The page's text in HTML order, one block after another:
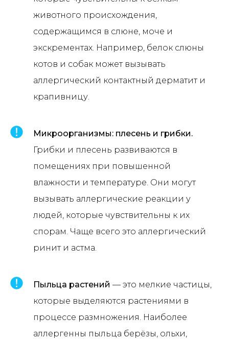
животного происхождения,
содержащимся в слюне, моче и
экскрементах. Например, белок слюны
котов и собак может вызывать
аллергический контактный дерматит и
крапивницу.
Микроорганизмы: плесень и грибки.
Грибки и плесень развиваются в
помещениях при повышенной
влажности и температуре. Они могут
вызывать аллергические реакции у
людей, которые чувствительны к их
спорам. Чаще всего это аллергический
ринит и астма.
Пыльца растений — это мелкие частицы,
которые выделяются растениями в
процессе размножения. Наиболее
аллергенны пыльца берёзы, ольхи,